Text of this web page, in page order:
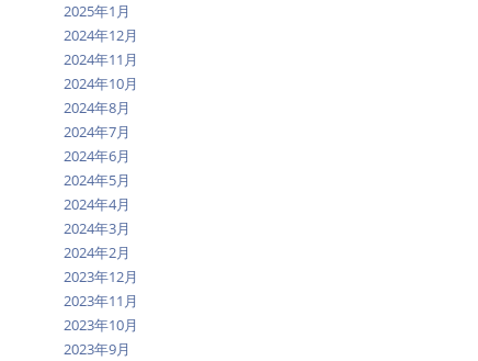
2025年1月
2024年12月
2024年11月
2024年10月
2024年8月
2024年7月
2024年6月
2024年5月
2024年4月
2024年3月
2024年2月
2023年12月
2023年11月
2023年10月
2023年9月